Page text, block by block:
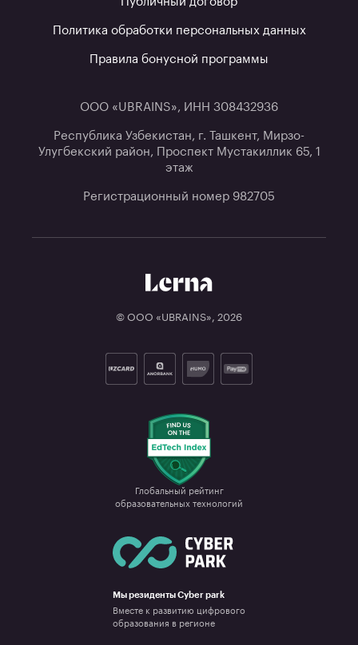
Политика обработки персональных данных
Правила бонусной программы
ООО «UBRAINS», ИНН 308432936
Республика Узбекистан, г. Ташкент, Мирзо-
Улугбекский район, Проспект Мустакиллик 65, 1
этаж
Регистрационный номер 982705
© ООО «UBRAINS», 2026
Глобальный рейтинг
образовательных технологий
Мы резиденты Cyber park
Вместе к развитию цифрового
образования в регионе